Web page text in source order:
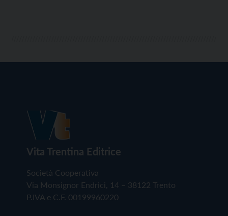
Vita Trentina Editrice
Società Cooperativa
Via Monsignor Endrici, 14 – 38122 Trento
P.IVA e C.F. 00199960220